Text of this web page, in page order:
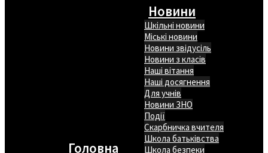
Головна
Новини
Шкільні новини
Міські новини
Новини звідусіль
Новини з класів
Наші вітання
Наші досягнення
Для учнів
Новини ЗНО
Події
Скарбничка вчителя
Школа батьківства
Школа безпеки